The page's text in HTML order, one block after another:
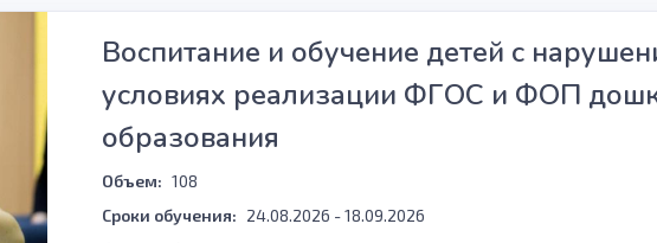
Воспитание и обучение детей с
условиях реализации ФГОС и ФОП
образования
Объем: 108
Сроки обучения: 24.08.2026 - 18.09.2026